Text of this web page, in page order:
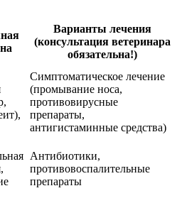
Варианты лечения
(консультация ветеринара
обязательна!)
Симптоматическое лечение
(промывание носа,
противовирусные
препараты,
антигистаминные средства)
Антибиотики,
противовоспалительные
препараты